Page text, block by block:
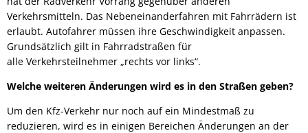
Verkehrsmitteln. Das Nebeneinanderfahren mit Fahrrädern ist
erlaubt. Autofahrer müssen ihre Geschwindigkeit anpassen.
Grundsätzlich gilt in Fahrradstraßen für
alle Verkehrsteilnehmer „rechts vor links“.
Welche weiteren Änderungen wird es in den Straßen geben?
Um den Kfz-Verkehr nur noch auf ein Mindestmaß zu
reduzieren, wird es in einigen Bereichen Änderungen an der